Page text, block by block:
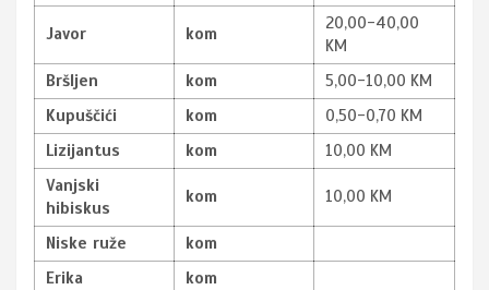
Javor kom
20,00-40,00
KM
Bršljen
kom
5,00-10,00 KM
Kupuščići
kom
0,50-0,70 KM
Lizijantus
kom
10,00 KM
Vanjski
hibiskus
kom 10,00 KM
Niske ruže
kom
Erika
kom